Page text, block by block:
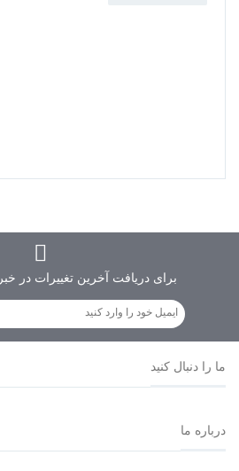
برای دریافت آخرین تغییرات در
ما را دنبال کنید
درباره ما